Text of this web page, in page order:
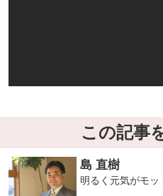
この記事
島 直樹
明るく元気がモッ